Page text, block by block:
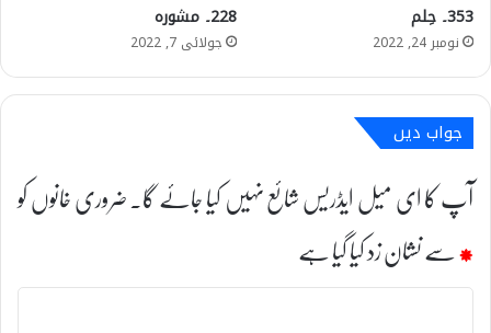
353۔ حِلم
نومبر 24, 2022
228۔ مشورہ
جولائی 7, 2022
جواب دیں
آپ کا ای میل ایڈریس شائع نہیں کیا جائے گا۔ضروری خانوں کو
*سے نشان زد کیا گیا ہے
ت